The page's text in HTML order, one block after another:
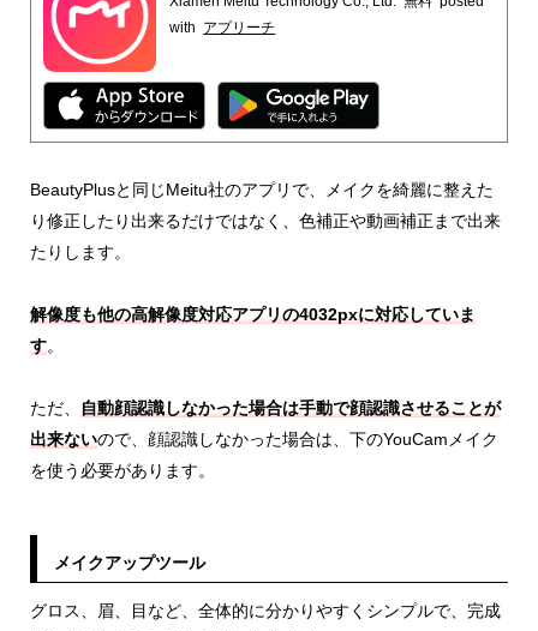
with アプリーチ
BeautyPlusと同じMeitu社のアプリで、メイクを綺麗に整えた
り修正したり出来るだけではなく、色補正や動画補正まで出来
たりします。
解像度も他の高解像度対応アプリの4032pxに対応していま
す。
ただ、 自動顔認識しなかった場合は手動で顔認識させることが
出来ないので、顔認識しなかった場合は、下のYouCamメイク
を使う必要があります。
メイクアップツール
グロス、眉、目など、全体的に分かりやすくシンプルで、完成